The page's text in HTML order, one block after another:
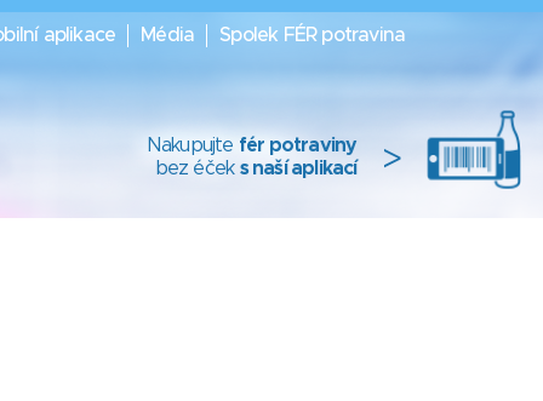
aplikace Média Spolek FÉR potravina
Nakupujte fér potraviny
bez éček s naší aplikací >